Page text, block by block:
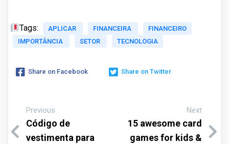
Tags: APLICAR FINANCEIRA
FINANCEIRO
IMPORTÂNCIA
SETOR TECNOLOGIA
Share on Facebook Share on Twitter
Previous
Código de
vestimenta para
Next
15 awesome card
games for kids &